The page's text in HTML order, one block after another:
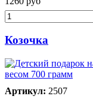
Козочка
Артикул: 2507